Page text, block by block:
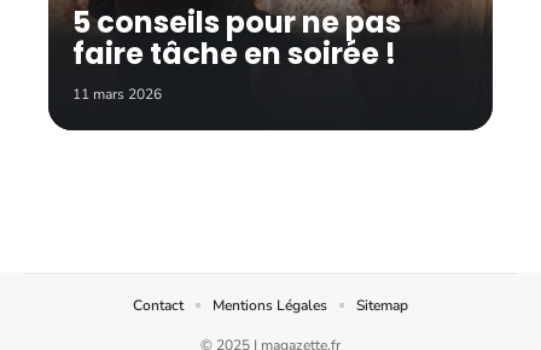
5 conseils pour ne pas
faire tâche en soirée !
11 mars 2026
© 2025 | magazette.fr
Contact Mentions Légales Sitemap